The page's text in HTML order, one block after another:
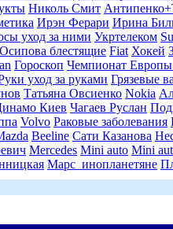
Николь Смит
Ирэн Ферари Ирина
уход за ними Укртелеком
блестящие Fiat Хокей
Гороскоп Чемпионат
уход за руками Грязевые
Татьяна Овсиенко Nokia
Киев Чагаев Руслан
Volvo Раковые заболевания
Beeline Сати Казанова
Mercedes Mini auto Mini
Марс_инопланетяне